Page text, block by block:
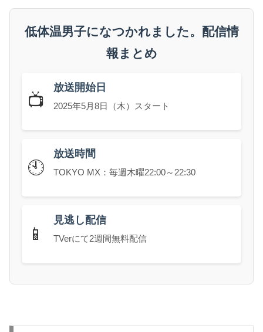
低体温男子になつかれました。配信情
報まとめ
📺
放送開始日
2025年5月8日（木）スタート
🕙
放送時間
TOKYO MX：毎週木曜22:00～22:30
📱
見逃し配信
TVerにて2週間無料配信